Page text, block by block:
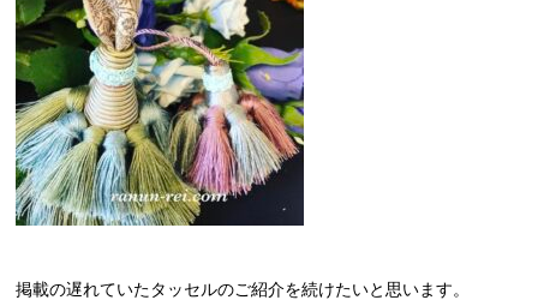
掲載の遅れていたタッセルのご紹介を続けたいと思います。